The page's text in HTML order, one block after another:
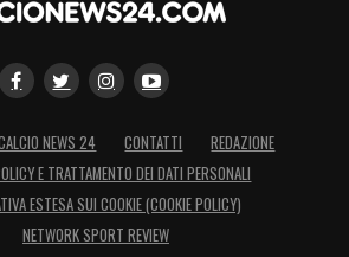
NEWS 24 CONTATTI
REDAZIONE
E TRATTAMENTO DEI DATI PERSONALI
ESTESA SUI COOKIE (COOKIE POLICY)
NETWORK SPORT REVIEW